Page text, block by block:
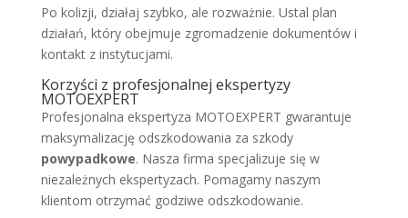
Po kolizji, działaj szybko, ale rozważnie. Ustal plan
działań, który obejmuje zgromadzenie dokumentów i
kontakt z instytucjami.
Korzyści z profesjonalnej ekspertyzy
MOTOEXPERT
Profesjonalna ekspertyza MOTOEXPERT gwarantuje
maksymalizację odszkodowania za szkody
powypadkowe. Nasza firma specjalizuje się w
niezależnych ekspertyzach. Pomagamy naszym
klientom otrzymać godziwe odszkodowanie.